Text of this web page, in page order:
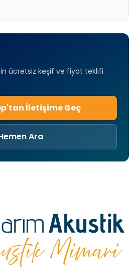
ücretsiz keşif ve fiyat teklifi
İletişime Geç
Ara